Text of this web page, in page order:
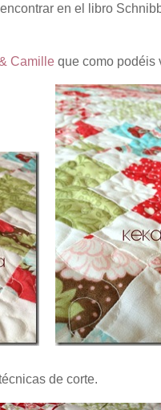
en el libro
Camille que como podéis
de corte.